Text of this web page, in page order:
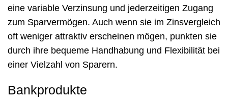
eine variable Verzinsung und jederzeitigen Zugang
zum Sparvermögen. Auch wenn sie im Zinsvergleich
oft weniger attraktiv erscheinen mögen, punkten sie
durch ihre bequeme Handhabung und Flexibilität bei
einer Vielzahl von Sparern.
Bankprodukte